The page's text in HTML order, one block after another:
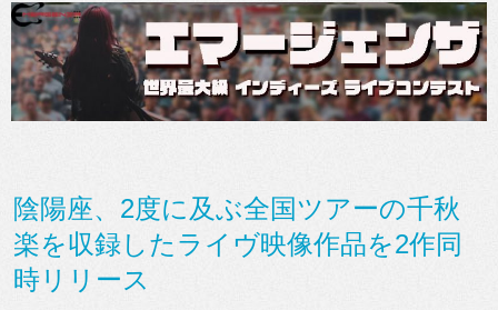
陰陽座、2度に及ぶ全国ツアーの千秋
楽を収録したライヴ映像作品を2作同
時リリース